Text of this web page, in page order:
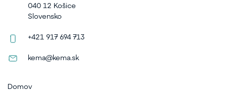
040 12 Košice
Slovensko
+421 917 694 713
kema@kema.sk
Domov